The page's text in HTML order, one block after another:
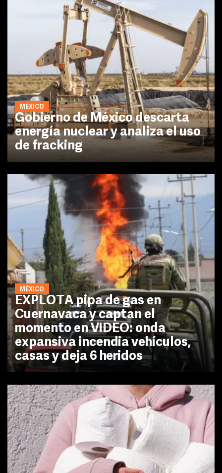
MÉXICO
Gobierno de México descarta
energía nuclear y analiza el uso
de fracking
MÉXICO
EXPLOTA pipa de gas en
Cuernavaca y captan el
momento en VIDEO: onda
expansiva incendia vehículos,
casas y deja 6 heridos